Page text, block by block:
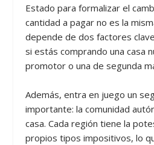
Estado para formalizar el
cantidad a pagar no es la
depende de dos factores
si estás comprando una casa
promotor o una de segunda
Además, entra en juego un
importante: la comunidad
casa. Cada región tiene la
propios tipos impositivos, lo